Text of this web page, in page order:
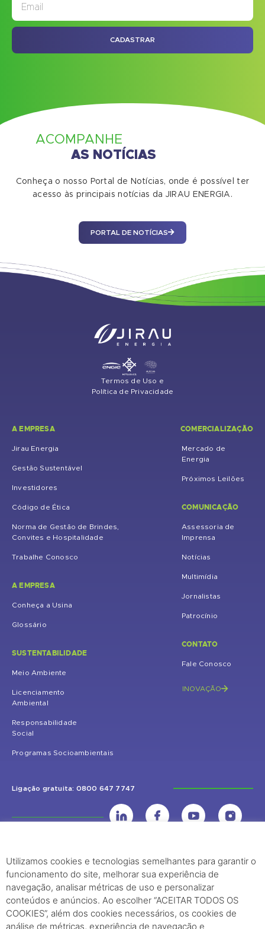
CADASTRAR
ACOMPANHE
AS NOTÍCIAS
Conheça o nosso Portal de Notícias, onde é possível ter
acesso às principais notícias da JIRAU ENERGIA.
PORTAL DE NOTÍCIAS
Termos de Uso e
Política de Privacidade
A EMPRESA
Jirau Energia
Gestão Sustentável
Investidores
Código de Ética
Norma de Gestão de Brindes,
Convites e Hospitalidade
Trabalhe Conosco
A EMPRESA
Conheça a Usina
Glossário
SUSTENTABILIDADE
Meio Ambiente
Licenciamento
Ambiental
Responsabilidade
Social
Programas Socioambientais
COMERCIALIZAÇÃO
Mercado de
Energia
Próximos Leilões
COMUNICAÇÃO
Assessoria de
Imprensa
Notícias
Multimídia
Jornalistas
Patrocínio
CONTATO
Fale Conosco
INOVAÇÃO
Ligação gratuita: 0800 647 7747
UHE Jirau
Rodovia BR-364, KM 824 S/Nº - Distrito de Jaci Paraná – Porto Velho
(RO) – CEP: 76840-000 – Telefone: (69) 2182.8600
Utilizamos cookies e tecnologias semelhantes para garantir o
funcionamento do site, melhorar sua experiência de
navegação, analisar métricas de uso e personalizar
conteúdos e anúncios. Ao escolher “ACEITAR TODOS OS
COOKIES”, além dos cookies necessários, os cookies de
análise de métricas, experiência de navegação e